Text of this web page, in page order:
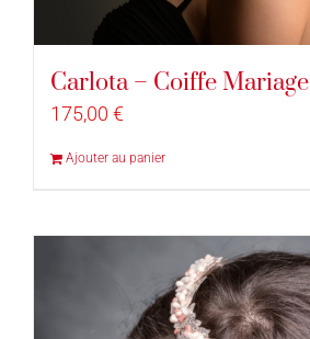
Carlota – Coiffe Mariage
175,00 €
Ajouter au panier